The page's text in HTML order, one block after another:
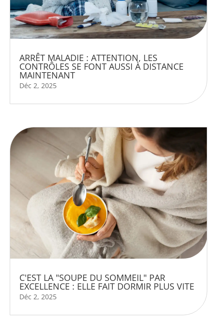
ARRÊT MALADIE : ATTENTION, LES
CONTRÔLES SE FONT AUSSI À DISTANCE
MAINTENANT
Déc 2, 2025
C'EST LA "SOUPE DU SOMMEIL" PAR
EXCELLENCE : ELLE FAIT DORMIR PLUS VITE
Déc 2, 2025